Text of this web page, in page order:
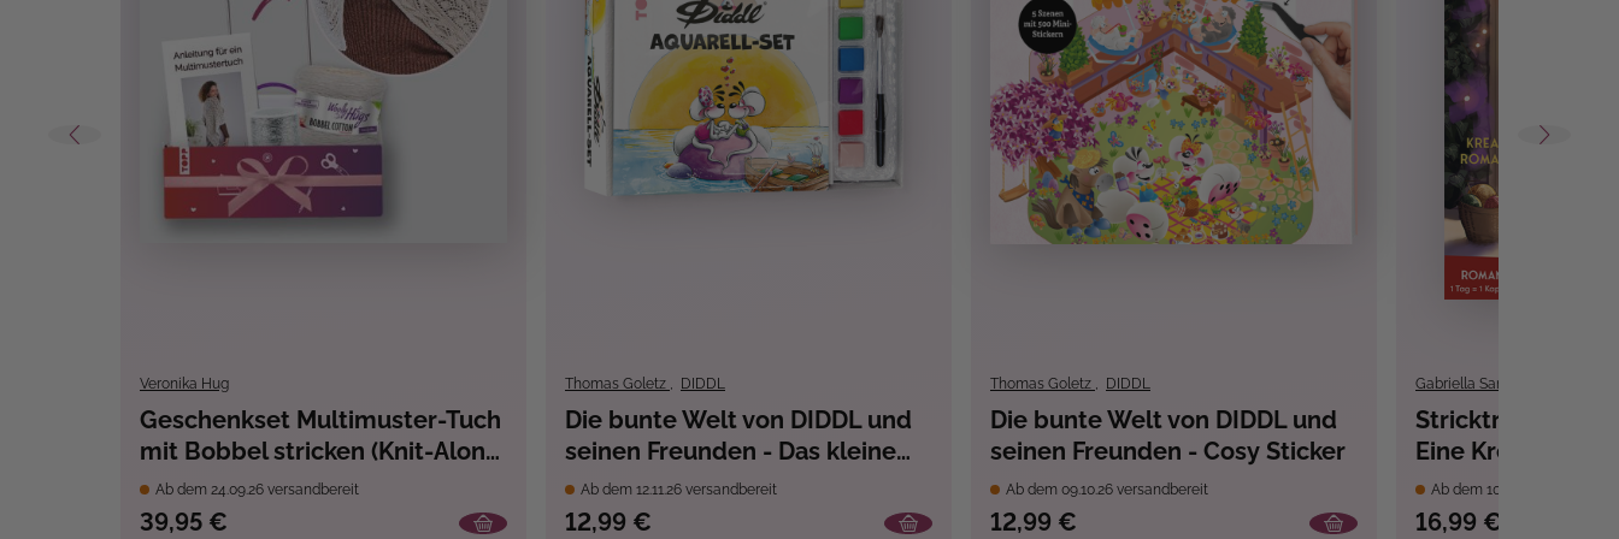
Veronika Hug
Geschenkset Multimuster-Tuch
mit Bobbel stricken (Knit-Along
2026)
Ab dem 24.09.26 versandbereit
39,95 €
Thomas Goletz DIDDL
Die bunte Welt von DIDDL und
seinen Freunden - Das kleine
Aquarell-Set
Ab dem 12.11.26 versandbereit
12,99 €
Thomas Goletz DIDDL
Die bunte Welt von DIDDL und
seinen Freunden - Cosy Sticker
Ab dem 09.10.26 versandbereit
12,99 €
Gabriella Sander
Stricktraum und
Eine Kreativ-
Muster-Schal-
Ab dem 10.09.26
16,99 €